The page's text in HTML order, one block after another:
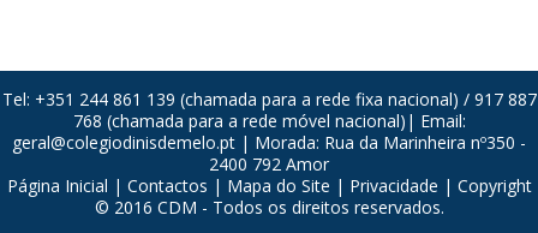
Tel: +351 244 861 139 (chamada para a rede fixa nacional) / 917 887
768 (chamada para a rede móvel nacional)| Email:
geral@colegiodinisdemelo.pt | Morada: Rua da Marinheira nº350 -
2400 792 Amor
Página Inicial | Contactos | Mapa do Site | Privacidade | Copyright
© 2016 CDM - Todos os direitos reservados.